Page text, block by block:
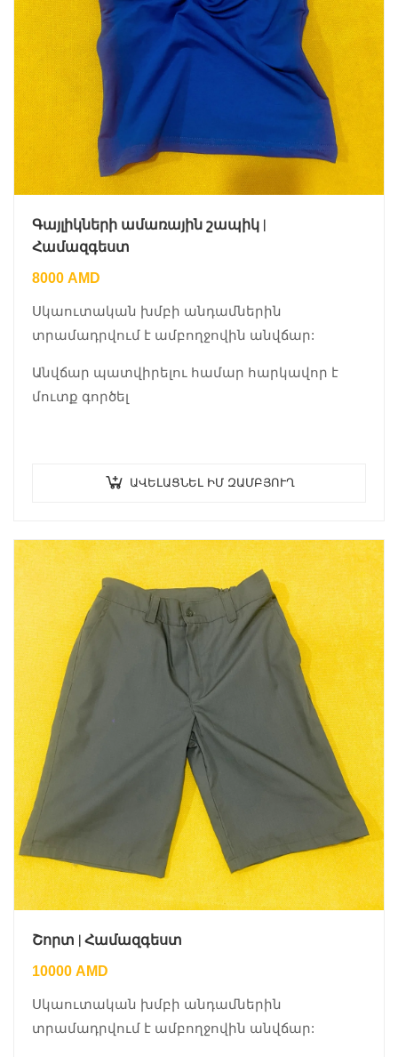
Գայլիկների ամառային շապիկ |
Համազգեստ
8000 AMD
Սկաուտական խմբի անդամներին
տրամադրվում է ամբողջովին անվճար:
Անվճար պատվիրելու համար հարկավոր է
մուտք գործել
ԱՎԵԼԱՑՆԵԼ ԻՄ ԶԱՄԲՅՈՒՂ
Շորտ | Համազգեստ
10000 AMD
Սկաուտական խմբի անդամներին
տրամադրվում է ամբողջովին անվճար: